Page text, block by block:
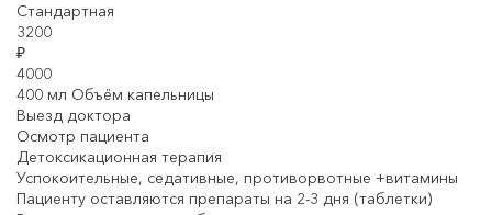
Стандартная
3200
₽
4000
400 мл Объём капельницы
Выезд доктора
Осмотр пациента
Детоксикационная терапия
Успокоительные, седативные, противорвотные +витамины
Пациенту оставляются препараты на 2-3 дня (таблетки)